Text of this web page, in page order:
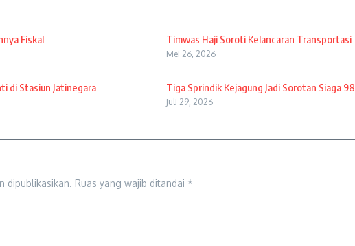
Fiskal Timwas Haji Soroti Kelancaran Transportasi
Mei 26, 2026
di Stasiun Jatinegara Tiga Sprindik Kejagung Jadi Sorotan Siaga 98
Juli 29, 2026
dipublikasikan. Ruas yang wajib ditandai *